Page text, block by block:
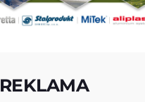
REKLAMA